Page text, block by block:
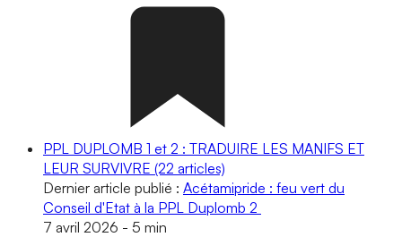
PPL DUPLOMB 1 et 2 : TRADUIRE LES MANIFS ET
LEUR SURVIVRE (22 articles)
Dernier article publié : Acétamipride : feu vert du
Conseil d'Etat à la PPL Duplomb 2
7 avril 2026 - 5 min